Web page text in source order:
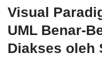
Visual
UML Benar-
Diakses oleh